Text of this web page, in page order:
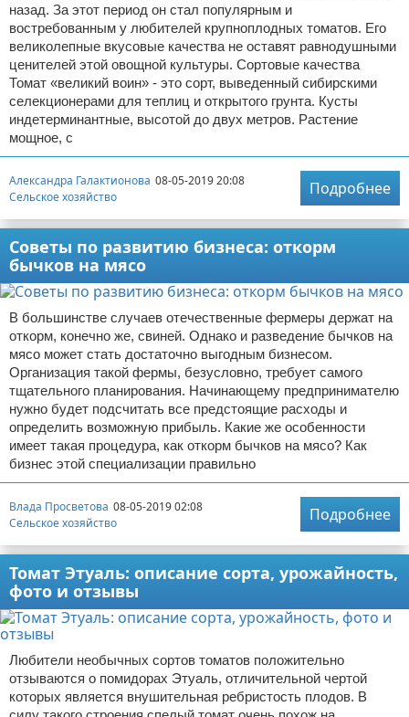
назад. За этот период он стал популярным и
востребованным у любителей крупноплодных томатов. Его
великолепные вкусовые качества не оставят равнодушными
ценителей этой овощной культуры. Сортовые качества
Томат «великий воин» - это сорт, выведенный сибирскими
селекционерами для теплиц и открытого грунта. Кусты
индетерминантные, высотой до двух метров. Растение
мощное, с
Александра Галактионова 08-05-2019 20:08
Сельское хозяйство
Подробнее
Советы по развитию бизнеса: откорм
бычков на мясо
В большинстве случаев отечественные фермеры держат на
откорм, конечно же, свиней. Однако и разведение бычков на
мясо может стать достаточно выгодным бизнесом.
Организация такой фермы, безусловно, требует самого
тщательного планирования. Начинающему предпринимателю
нужно будет подсчитать все предстоящие расходы и
определить возможную прибыль. Какие же особенности
имеет такая процедура, как откорм бычков на мясо? Как
бизнес этой специализации правильно
Влада Просветова 08-05-2019 02:08
Сельское хозяйство
Подробнее
Томат Этуаль: описание сорта, урожайность,
фото и отзывы
Любители необычных сортов томатов положительно
отзываются о помидорах Этуаль, отличительной чертой
которых является внушительная ребристость плодов. В